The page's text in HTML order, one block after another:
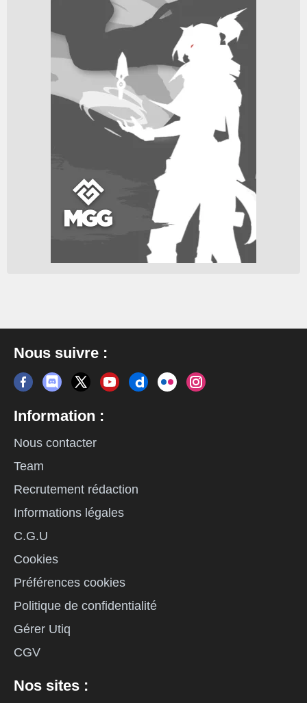
Nous suivre :
Information :
Nous contacter
Team
Recrutement rédaction
Informations légales
C.G.U
Cookies
Préférences cookies
Politique de confidentialité
Gérer Utiq
CGV
Nos sites :